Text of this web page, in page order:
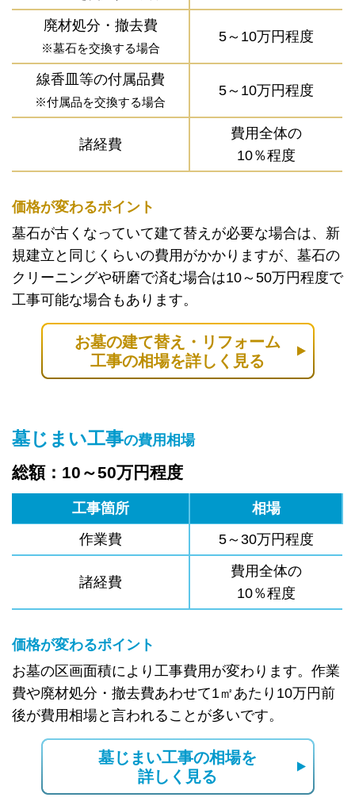
廃材処分・撤去費
※墓石を交換する場合
5～10万円程度
線香皿等の付属品費
※付属品を交換する場合
5～10万円程度
諸経費
費用全体の
10％程度
価格が変わるポイント
墓石が古くなっていて建て替えが必要な場合は、新
規建立と同じくらいの費用がかかりますが、墓石の
クリーニングや研磨で済む場合は10～50万円程度で
工事可能な場合もあります。
お墓の建て替え・リフォーム
工事の相場を詳しく見る
墓じまい工事の費用相場
総額：10～50万円程度
工事箇所
相場
作業費
5～30万円程度
諸経費
費用全体の
10％程度
価格が変わるポイント
お墓の区画面積により工事費用が変わります。作業
費や廃材処分・撤去費あわせて1㎡あたり10万円前
後が費用相場と言われることが多いです。
墓じまい工事の相場を
詳しく見る